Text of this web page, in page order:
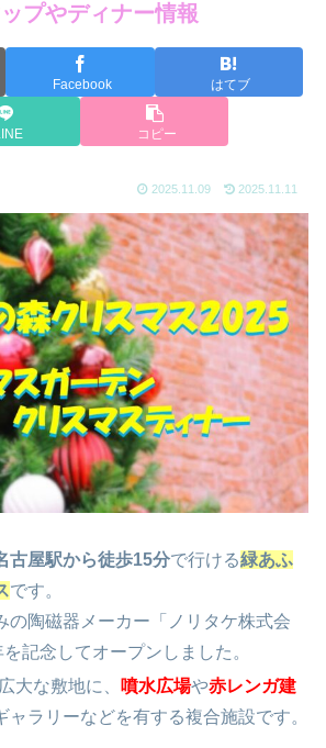
プやディナー情報
Facebook はてブ
コピー
2025.11.09 2025.11.11
古屋駅から徒歩15分で行ける緑あふ
です。
の陶磁器メーカー「ノリタケ株式会
記念してオープンしました。
大な敷地に、 噴水広場や赤レンガ建
ャラリーなどを有する複合施設です。